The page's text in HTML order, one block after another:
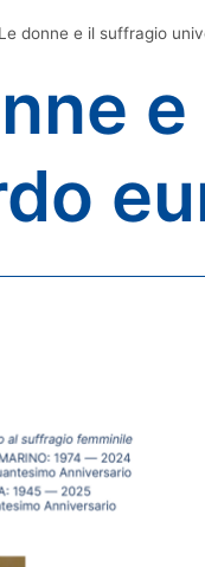
Le donne e il suffragio